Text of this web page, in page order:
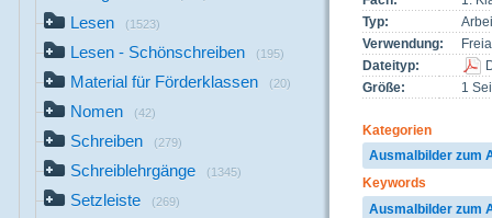
Lesen (1523)
Lesen - Schönschreiben (195)
Material für Förderklassen (20)
Nomen (42)
Schreiben (279)
Schreiblehrgänge (1345)
Setzleiste (269)
Typ:
Verwendung:
Dateityp:
Größe:
1
Kategorien
Ausmalbilder zum
Keywords
Ausmalbilder zum